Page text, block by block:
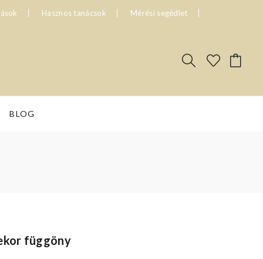
Hasznos tanácsok Mérési segédlet
BLOG
függöny